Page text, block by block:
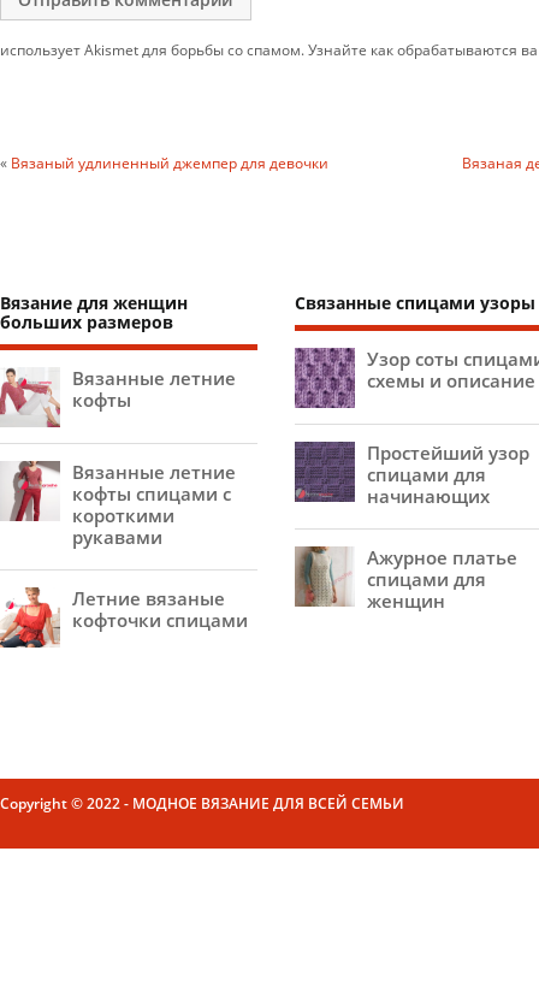
использует Akismet для борьбы со спамом. Узнайте как обрабатываются
« Вязаный удлиненный джемпер для девочки Вязаная
Вязание для женщин
больших размеров
Вязанные летние
кофты
Вязанные летние
кофты спицами с
короткими
рукавами
Летние вязаные
кофточки спицами
Связанные спицами узоры
Узор соты
схемы и описание
Простейший узор
спицами для
начинающих
Ажурное платье
спицами для
женщин
Copyright © 2022 - МОДНОЕ ВЯЗАНИЕ ДЛЯ ВСЕЙ СЕМЬИ